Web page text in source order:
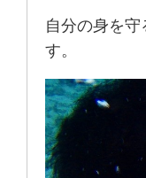
自分の身を
す。